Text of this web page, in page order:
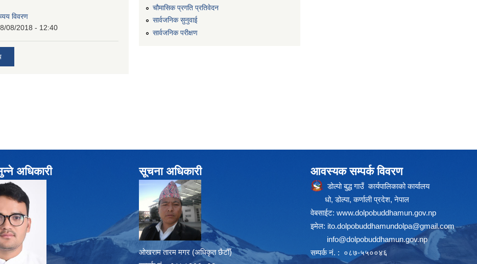
विवरण
08/2018 - 12:40
चौमासिक प्रगति प्रतिवेदन
सार्वजनिक सुनुवाई
सार्वजनिक परीक्षण
अधिकारी सूचना अधिकारी
ओखराम तारम मगर (अधिकृत छैटौँ)
आवस्यक सम्पर्क विवरण
डोल्पो बुद्ध गाउँ कार्यपालिकाको कार्यालय
धो, डोल्पा, कर्णाली प्रदेश, नेपाल
वेबसाईट: www.dolpobuddhamun.gov.np
इमेल: ito.dolpobuddhamundolpa@gmail.com
info@dolpobuddhamun.gov.np
सम्पर्क नं. : ०८७-५५००४६